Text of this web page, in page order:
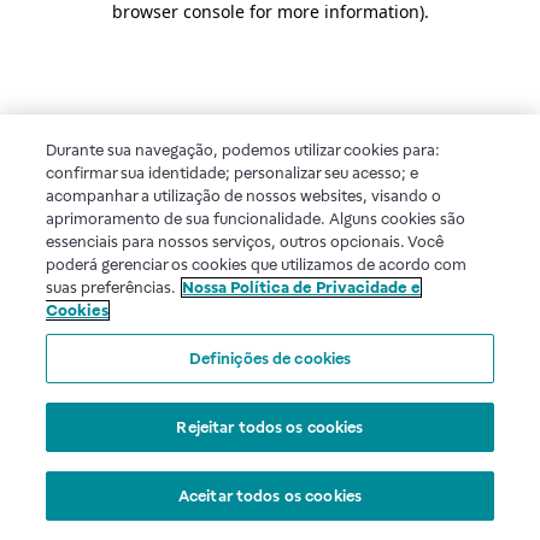
browser console for more information).
Durante sua navegação, podemos utilizar cookies para:
confirmar sua identidade; personalizar seu acesso; e
acompanhar a utilização de nossos websites, visando o
aprimoramento de sua funcionalidade. Alguns cookies são
essenciais para nossos serviços, outros opcionais. Você
poderá gerenciar os cookies que utilizamos de acordo com
suas preferências. Nossa Política de Privacidade e
Cookies
Definições de cookies
Rejeitar todos os cookies
Aceitar todos os cookies